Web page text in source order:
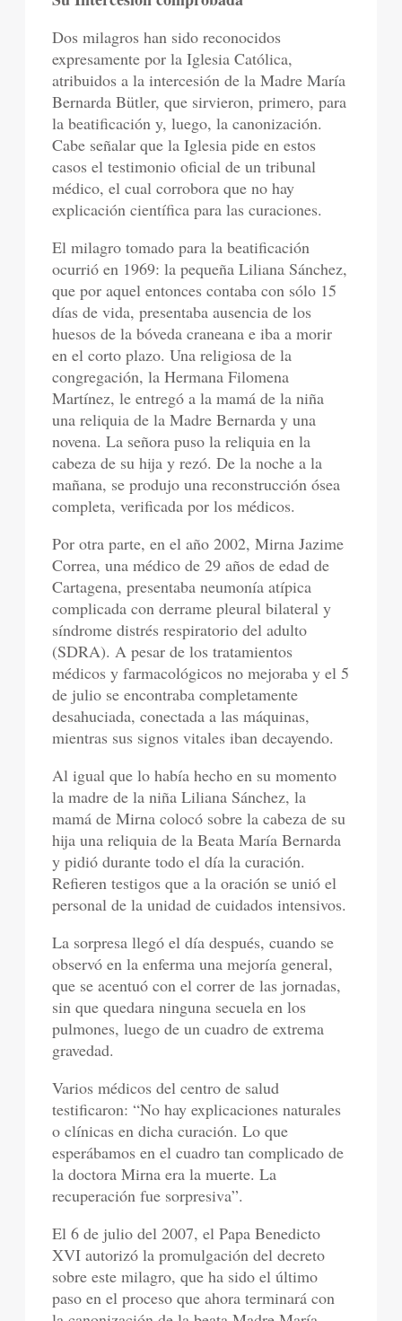
Dos milagros han sido reconocidos
expresamente por la Iglesia Católica,
atribuidos a la intercesión de la Madre María
Bernarda Bütler, que sirvieron, primero, para
la beatificación y, luego, la canonización.
Cabe señalar que la Iglesia pide en estos
casos el testimonio oficial de un tribunal
médico, el cual corrobora que no hay
explicación científica para las curaciones.
El milagro tomado para la beatificación
ocurrió en 1969: la pequeña Liliana Sánchez,
que por aquel entonces contaba con sólo 15
días de vida, presentaba ausencia de los
huesos de la bóveda craneana e iba a morir
en el corto plazo. Una religiosa de la
congregación, la Hermana Filomena
Martínez, le entregó a la mamá de la niña
una reliquia de la Madre Bernarda y una
novena. La señora puso la reliquia en la
cabeza de su hija y rezó. De la noche a la
mañana, se produjo una reconstrucción ósea
completa, verificada por los médicos.
Por otra parte, en el año 2002, Mirna Jazime
Correa, una médico de 29 años de edad de
Cartagena, presentaba neumonía atípica
complicada con derrame pleural bilateral y
síndrome distrés respiratorio del adulto
(SDRA). A pesar de los tratamientos
médicos y farmacológicos no mejoraba y el 5
de julio se encontraba completamente
desahuciada, conectada a las máquinas,
mientras sus signos vitales iban decayendo.
Al igual que lo había hecho en su momento
la madre de la niña Liliana Sánchez, la
mamá de Mirna colocó sobre la cabeza de su
hija una reliquia de la Beata María Bernarda
y pidió durante todo el día la curación.
Refieren testigos que a la oración se unió el
personal de la unidad de cuidados intensivos.
La sorpresa llegó el día después, cuando se
observó en la enferma una mejoría general,
que se acentuó con el correr de las jornadas,
sin que quedara ninguna secuela en los
pulmones, luego de un cuadro de extrema
gravedad.
Varios médicos del centro de salud
testificaron: “No hay explicaciones naturales
o clínicas en dicha curación. Lo que
esperábamos en el cuadro tan complicado de
la doctora Mirna era la muerte. La
recuperación fue sorpresiva”.
El 6 de julio del 2007, el Papa Benedicto
XVI autorizó la promulgación del decreto
sobre este milagro, que ha sido el último
paso en el proceso que ahora terminará con